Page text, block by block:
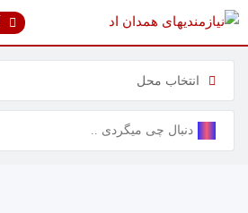
پرش
انتخاب محل